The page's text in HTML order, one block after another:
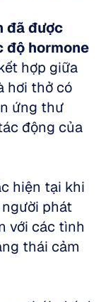
đã được
độ hormone
hơi thở có
ứng thư
động của
hiện tại khi
phát
với các tình
thái cảm